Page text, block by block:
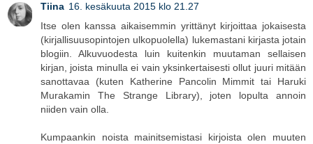
Tiina 16. kesäkuuta 2015 klo 21.27
Itse olen kanssa aikaisemmin yrittänyt kirjoittaa jokaisesta
(kirjallisuusopintojen ulkopuolella) lukemastani kirjasta jotain
blogiin. Alkuvuodesta luin kuitenkin muutaman sellaisen
kirjan, joista minulla ei vain yksinkertaisesti ollut juuri mitään
sanottavaa (kuten Katherine Pancolin Mimmit tai Haruki
Murakamin The Strange Library), joten lopulta annoin
niiden vain olla.
Kumpaankin noista mainitsemistasi kirjoista olen muuten